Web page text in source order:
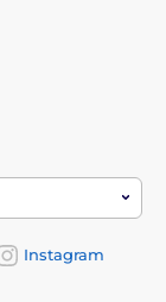
Instagram